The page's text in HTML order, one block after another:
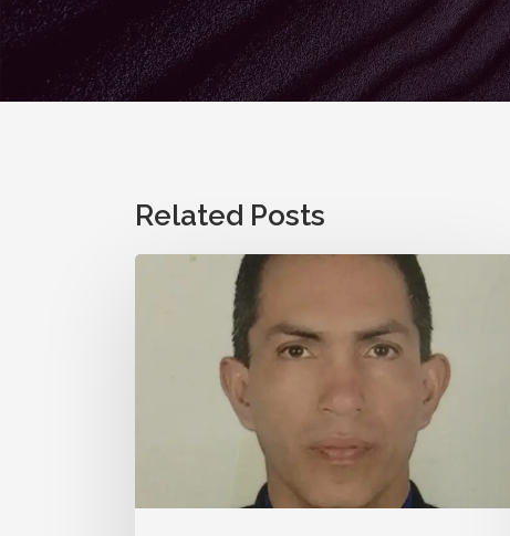
Related Posts